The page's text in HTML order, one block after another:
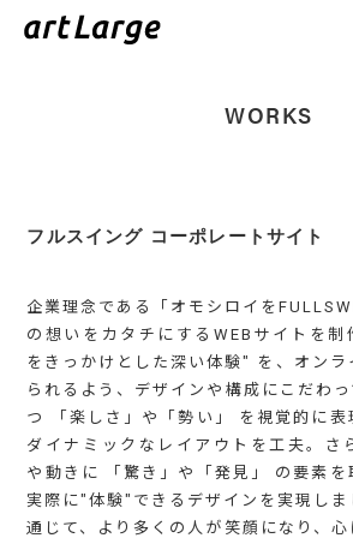
WORKS
フルスイング コーポレートサイト
企業理念である「オモシロイを
の想いをカタチにするWEBサイトを
をきっかけとした深い体験" を、オンラ
られるよう、デザインや構成にこだわ
つ 「楽しさ」や「勢い」 を視覚的に表
ダイナミックなレイアウトを工夫。さ
や動きに 「驚き」や「発見」 の要素を
実際に"体験"できるデザインを実現しま
通じて、より多くの人が笑顔になり、